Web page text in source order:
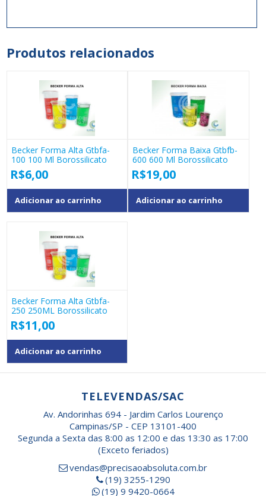
Produtos relacionados
Becker Forma Alta Gtbfa-
100 100 Ml Borossilicato
R$6,00
Adicionar ao carrinho
Becker Forma Baixa Gtbfb-
600 600 Ml Borossilicato
R$19,00
Adicionar ao carrinho
Becker Forma Alta Gtbfa-
250 250ML Borossilicato
R$11,00
Adicionar ao carrinho
TELEVENDAS/SAC
Av. Andorinhas 694 - Jardim Carlos Lourenço
Campinas/SP - CEP 13101-400
Segunda a Sexta das 8:00 as 12:00 e das 13:30 as 17:00
(Exceto feriados)
vendas@precisaoabsoluta.com.br
(19) 3255-1290
(19) 9 9420-0664